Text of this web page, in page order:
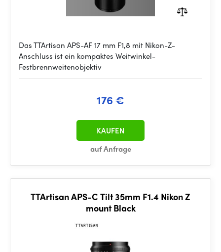
Das TTArtisan APS-AF 17 mm F1,8 mit Nikon-Z-
Anschluss ist ein kompaktes Weitwinkel-
Festbrennweitenobjektiv
176 €
auf Anfrage
KAUFEN
TTArtisan APS-C Tilt 35mm F1.4 Nikon Z
mount Black